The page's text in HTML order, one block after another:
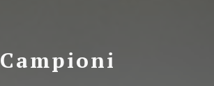
Campioni